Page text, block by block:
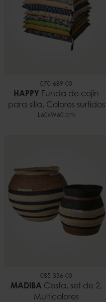
Documentos
Consejos para usar
070-689-00
HAPPY Funda de cojín
para silla, Colores surtidos
L60xW60 cm
085-336-00
MADIBA Cesta, set de 2,
Multicolores